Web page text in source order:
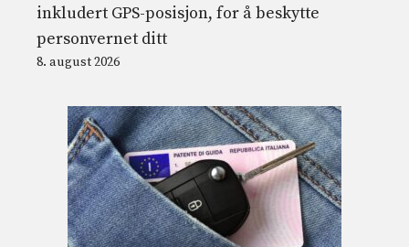
inkludert GPS-posisjon, for å beskytte
personvernet ditt
8. august 2026